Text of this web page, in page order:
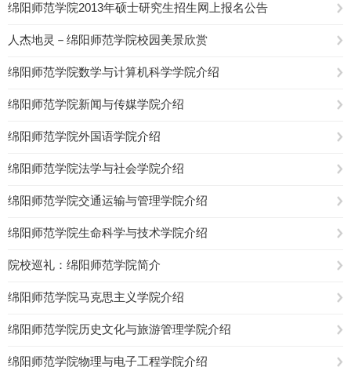
绵阳师范学院2013年硕士研究生招生网上报名公告
人杰地灵－绵阳师范学院校园美景欣赏
绵阳师范学院数学与计算机科学学院介绍
绵阳师范学院新闻与传媒学院介绍
绵阳师范学院外国语学院介绍
绵阳师范学院法学与社会学院介绍
绵阳师范学院交通运输与管理学院介绍
绵阳师范学院生命科学与技术学院介绍
院校巡礼：绵阳师范学院简介
绵阳师范学院马克思主义学院介绍
绵阳师范学院历史文化与旅游管理学院介绍
绵阳师范学院物理与电子工程学院介绍